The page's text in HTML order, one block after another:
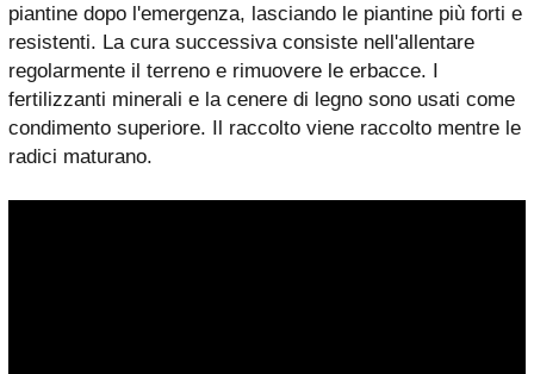
piantine dopo l'emergenza, lasciando le piantine più forti e
resistenti. La cura successiva consiste nell'allentare
regolarmente il terreno e rimuovere le erbacce. I
fertilizzanti minerali e la cenere di legno sono usati come
condimento superiore. Il raccolto viene raccolto mentre le
radici maturano.